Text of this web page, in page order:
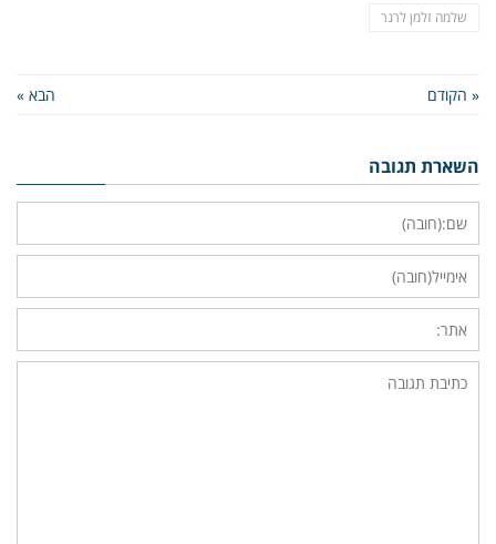
שלמה זלמן לרנר
« הקודם הבא »
השארת תגובה